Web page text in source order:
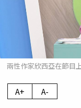
兩性作家欣西亞在節目
A+ A-